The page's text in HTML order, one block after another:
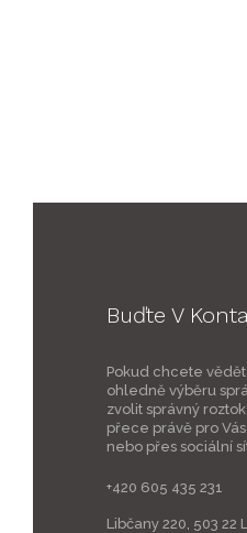
Buďte V
Pokud chcete
ohledně výběru
zvolit správný
přece právě pro
nebo přes sociální
+420 605 435 231
Libčany 220, 503 22